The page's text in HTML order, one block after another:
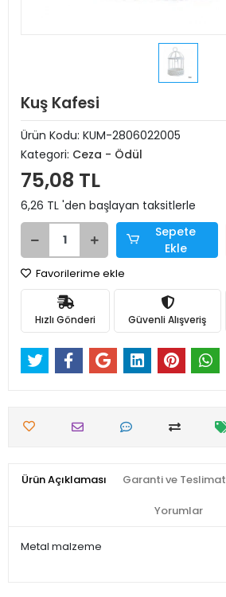
Kuş Kafesi
Ürün Kodu: KUM-2806022005
Kategori: Ceza - Ödül
75,08 TL
6,26 TL 'den başlayan taksitlerle
Sepete
Ekle
Favorilerime ekle
Hızlı Gönderi Güvenli Alışveriş
Ürün Açıklaması Garanti ve Teslimat
Yorumlar
Metal malzeme